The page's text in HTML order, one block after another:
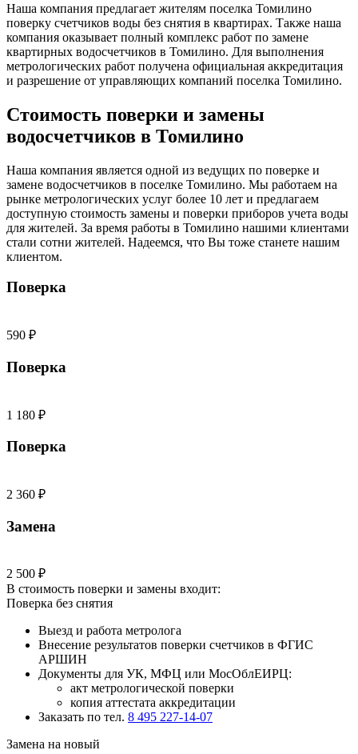
Наша компания предлагает жителям поселка Томилино
поверку счетчиков воды без снятия в квартирах. Также наша
компания оказывает полный комплекс работ по замене
квартирных водосчетчиков в Томилино. Для выполнения
метрологических работ получена официальная аккредитация
и разрешение от управляющих компаний поселка Томилино.
Стоимость поверки и замены
водосчетчиков в Томилино
Наша компания является одной из ведущих по поверке и
замене водосчетчиков в поселке Томилино. Мы работаем на
рынке метрологических услуг более 10 лет и предлагаем
доступную стоимость замены и поверки приборов учета воды
для жителей. За время работы в Томилино нашими клиентами
стали сотни жителей. Надеемся, что Вы тоже станете нашим
клиентом.
Поверка
590 ₽
Поверка
1 180 ₽
Поверка
2 360 ₽
Замена
2 500 ₽
В стоимость поверки и замены входит:
Поверка без снятия
Выезд и работа метролога
Внесение результатов поверки счетчиков в ФГИС
АРШИН
Документы для УК, МФЦ или МосОблЕИРЦ:
акт метрологической поверки
копия аттестата аккредитации
Заказать по тел. 8 495 227-14-07
Замена на новый